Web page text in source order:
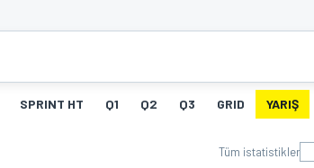
SPRINT HT Q1 Q2 Q3 GRID YARIŞ
Tüm istatistikler